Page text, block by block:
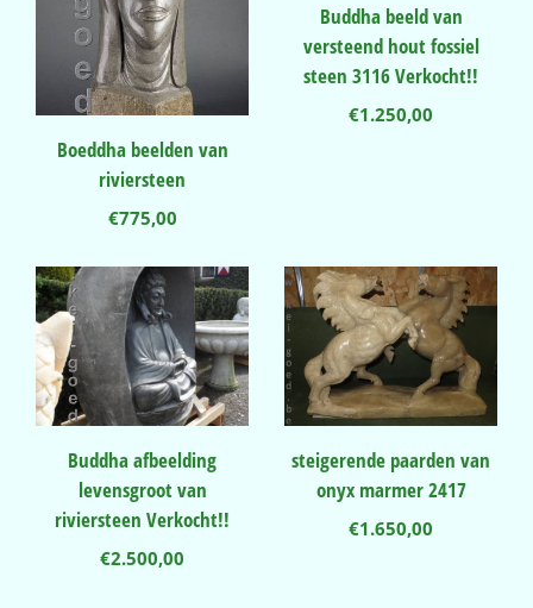
Boeddha beelden van
riviersteen
€775,00
Buddha beeld van
versteend hout fossiel
steen 3116 Verkocht!!
€1.250,00
Buddha afbeelding
levensgroot van
riviersteen Verkocht!!
€2.500,00
steigerende paarden van
onyx marmer 2417
€1.650,00